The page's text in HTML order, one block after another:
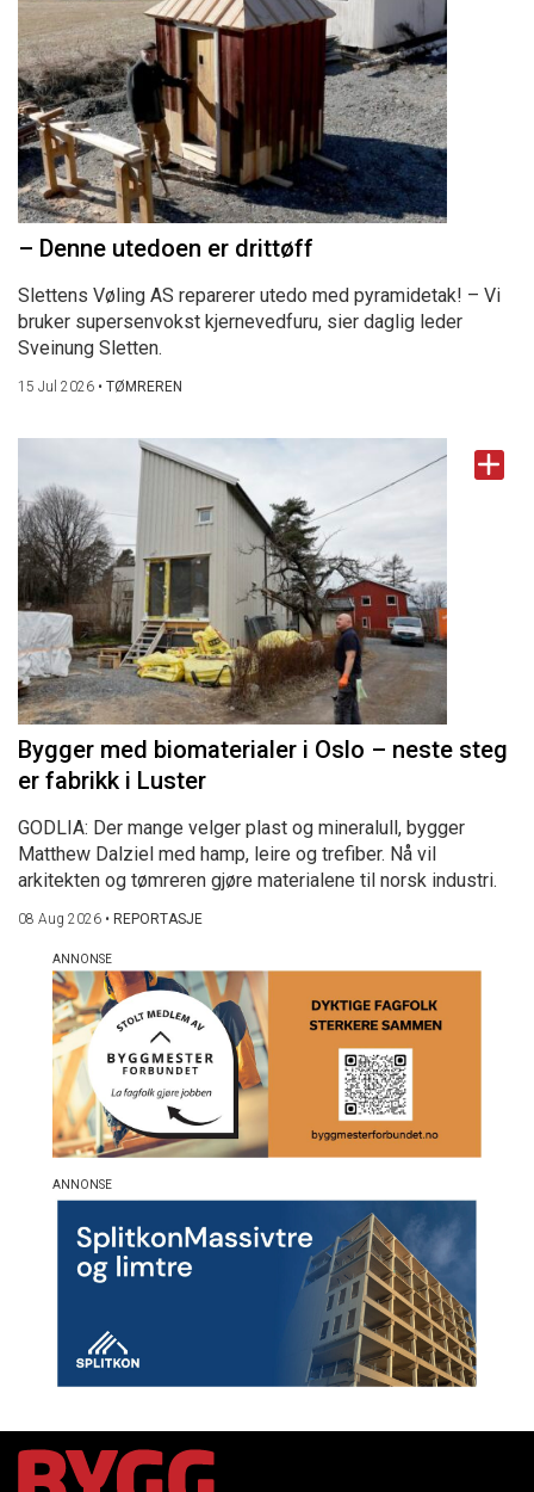
– Denne utedoen er drittøff
Slettens Vøling AS reparerer utedo med pyramidetak! – Vi
bruker supersenvokst kjernevedfuru, sier daglig leder
Sveinung Sletten.
15 Jul 2026 • TØMREREN
Bygger med biomaterialer i Oslo – neste steg
er fabrikk i Luster
GODLIA: Der mange velger plast og mineralull, bygger
Matthew Dalziel med hamp, leire og trefiber. Nå vil
arkitekten og tømreren gjøre materialene til norsk industri.
08 Aug 2026 • REPORTASJE